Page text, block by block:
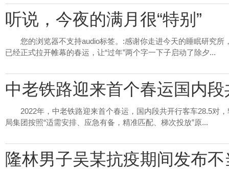
听说，今夜的满月很“特别”
您的浏览器不支持audio标签。:感谢你走进今天的睡眠研究
已经正式拉开帷幕的春运，让“过年”两个字一下子启动了除夕...
中老铁路迎来首个春运国内
2022年，中老铁路迎来首个春运，国内段共开行客车28.5对
局集团按照“适需安排、应急有备，精准匹配、梯次投放”原...
隆林男子吴某抗疫期间发布